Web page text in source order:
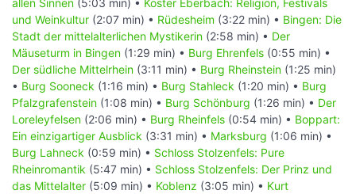
und Weinkultur (2:07 min) • Rüdesheim (3:22 min) • Bingen: Die
Stadt der mittelalterlichen Mystikerin (2:58 min) • Der
Mäuseturm in Bingen (1:29 min) • Burg Ehrenfels (0:55 min) •
Der südliche Mittelrhein (3:11 min) • Burg Rheinstein (1:25 min)
• Burg Sooneck (1:16 min) • Burg Stahleck (1:20 min) • Burg
Pfalzgrafenstein (1:08 min) • Burg Schönburg (1:26 min) • Der
Loreleyfelsen (2:06 min) • Burg Rheinfels (0:54 min) • Boppart:
Ein einzigartiger Ausblick (3:31 min) • Marksburg (1:06 min) •
Burg Lahneck (0:59 min) • Schloss Stolzenfels: Pure
Rheinromantik (5:47 min) • Schloss Stolzenfels: Der Prinz und
das Mittelalter (5:09 min) • Koblenz (3:05 min) • Kurt